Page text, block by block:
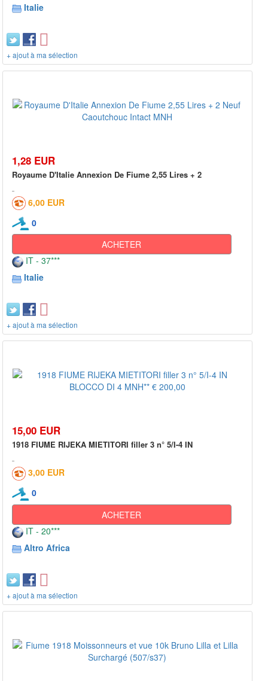
Italie
+ ajout à ma sélection
1,28 EUR
Royaume D'Italie Annexion De Fiume 2,55 Lires + 2
6,00 EUR
0
ACHETER
IT - 37***
Italie
+ ajout à ma sélection
15,00 EUR
1918 FIUME RIJEKA MIETITORI filler 3 n° 5/I-4 IN
3,00 EUR
0
ACHETER
IT - 20***
Altro Africa
+ ajout à ma sélection